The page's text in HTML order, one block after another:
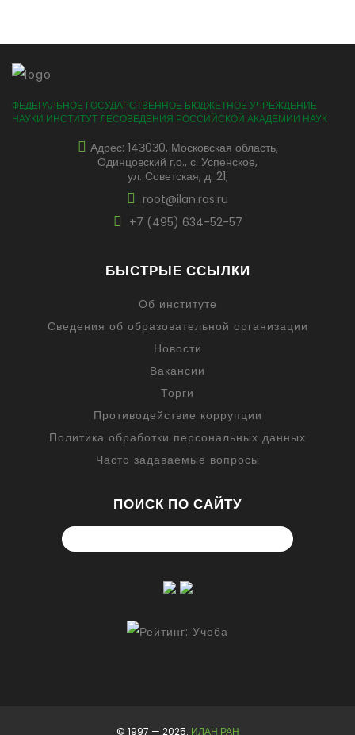
ФЕДЕРАЛЬНОЕ ГОСУДАРСТВЕННОЕ БЮДЖЕТНОЕ УЧРЕЖДЕНИЕ
НАУКИ ИНСТИТУТ ЛЕСОВЕДЕНИЯ РОССИЙСКОЙ АКАДЕМИИ НАУК
Адрес: 14З0З0, Московская область,
Одинцовский г.о., с. Успенское,
ул. Советская, д. 21;
root@ilan.ras.ru
+7 (495) 634-52-57
БЫСТРЫЕ ССЫЛКИ
Об институте
Сведения об образовательной организации
Новости
Вакансии
Торги
Противодействие коррупции
Политика обработки персональных данных
Часто задаваемые вопросы
ПОИСК ПО САЙТУ
© 1997 — 2025. ИЛАН РАН